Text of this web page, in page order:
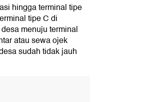
hingga terminal tipe
tipe C di
menuju terminal
atau sewa ojek
sudah tidak jauh